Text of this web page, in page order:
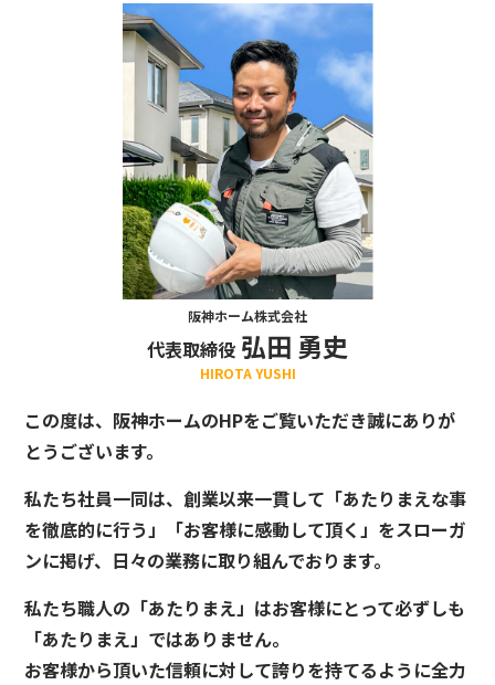
阪神ホーム株式会社
代表取締役 弘田 勇史
HIROTA YUSHI
この度は、阪神ホームのHPをご覧いただき誠にありが
とうございます。
私たち社員一同は、創業以来一貫して「あたりまえな事
を徹底的に行う」「お客様に感動して頂く」をスローガ
ンに掲げ、日々の業務に取り組んでおります。
私たち職人の「あたりまえ」はお客様にとって必ずしも
「あたりまえ」ではありません。
お客様から頂いた信頼に対して誇りを持てるように全力